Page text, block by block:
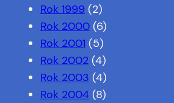
Rok 1999(2)
Rok 2000(6)
Rok 2001 (5)
Rok 2002(4)
Rok 2003 (4)
Rok 2004(8)